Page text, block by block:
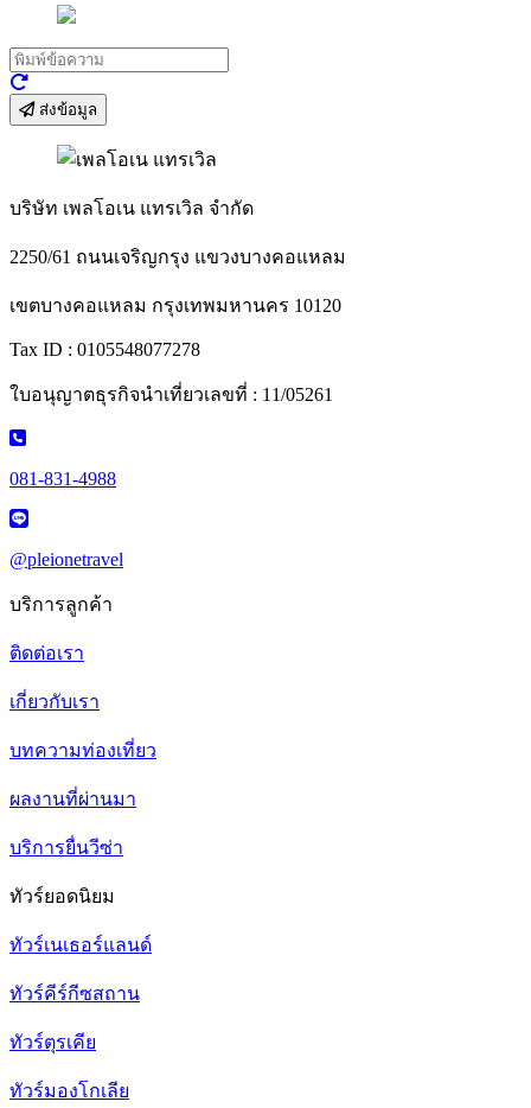
ส่งข้อมูล
บริษัท เพลโอเน แทรเวิล จำกัด
2250/61 ถนนเจริญกรุง แขวงบางคอแหลม
เขตบางคอแหลม กรุงเทพมหานคร 10120
Tax ID : 0105548077278
ใบอนุญาตธุรกิจนำเที่ยวเลขที่ : 11/05261
081-831-4988
@pleionetravel
บริการลูกค้า
ติดต่อเรา
เกี่ยวกับเรา
บทความท่องเที่ยว
ผลงานที่ผ่านมา
บริการยื่นวีซ่า
ทัวร์ยอดนิยม
ทัวร์เนเธอร์แลนด์
ทัวร์คีร์กีซสถาน
ทัวร์ตุรเคีย
ทัวร์มองโกเลีย